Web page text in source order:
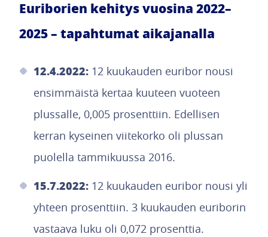
Euriborien kehitys vuosina 2022–
2025 – tapahtumat aikajanalla
12.4.2022: 12 kuukauden euribor nousi
ensimmäistä kertaa kuuteen vuoteen
plussalle, 0,005 prosenttiin. Edellisen
kerran kyseinen viitekorko oli plussan
puolella tammikuussa 2016.
15.7.2022: 12 kuukauden euribor nousi yli
yhteen prosenttiin. 3 kuukauden euriborin
vastaava luku oli 0,072 prosenttia.